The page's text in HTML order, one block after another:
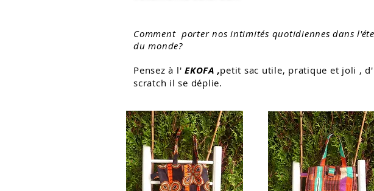
Comment porter nos intimités quotidiennes dans
du monde?
Pensez à l' EKOFA ,petit sac utile, pratique et joli ,
scratch il se déplie.